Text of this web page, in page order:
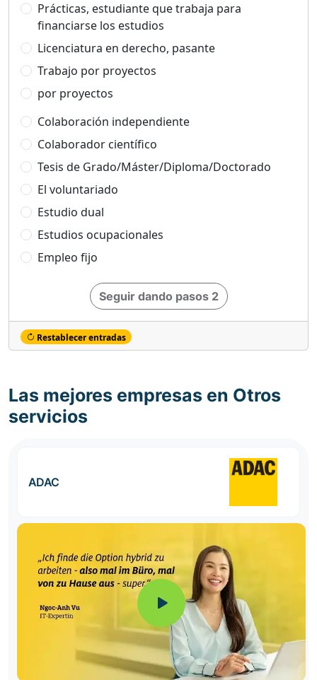
Prácticas, estudiante que trabaja para
financiarse los estudios
Licenciatura en derecho, pasante
Trabajo por proyectos
por proyectos
Colaboración independiente
Colaborador científico
Tesis de Grado/Máster/Diploma/Doctorado
El voluntariado
Estudio dual
Estudios ocupacionales
Empleo fijo
Seguir dando pasos 2
Restablecer entradas
Las mejores empresas en Otros
servicios
ADAC